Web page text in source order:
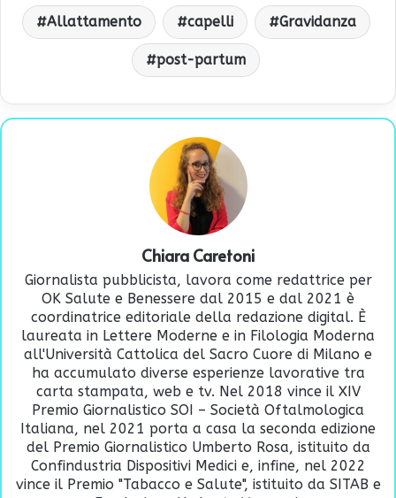
Allattamento capelli Gravidanza
post-partum
Chiara Caretoni
Giornalista pubblicista, lavora come redattrice per
OK Salute e Benessere dal 2015 e dal 2021 è
coordinatrice editoriale della redazione digital. È
laureata in Lettere Moderne e in Filologia Moderna
all'Università Cattolica del Sacro Cuore di Milano e
ha accumulato diverse esperienze lavorative tra
carta stampata, web e tv. Nel 2018 vince il XIV
Premio Giornalistico SOI – Società Oftalmologica
Italiana, nel 2021 porta a casa la seconda edizione
del Premio Giornalistico Umberto Rosa, istituito da
Confindustria Dispositivi Medici e, infine, nel 2022
vince il Premio "Tabacco e Salute", istituito da SITAB e